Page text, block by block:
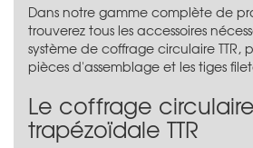
Dans notre gamme complète de
trouverez tous les accessoires
système de coffrage circulaire TTR,
pièces d'assemblage et les tiges
Le coffrage
trapézoïdale TTR